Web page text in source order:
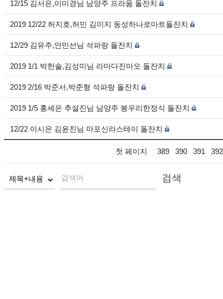
12/15 김서은,이미경님 남양주 프라움 돌잔치
2019 12/22 허지호,허민 김미지 동성하나로마트돌잔치
12/29 김유주,안민선님 석파랑 돌잔치
2019 1/1 박한솔,김성미님 라마다진마오 돌잔치
2019 2/16 박준서,박준형 석파랑 돌잔치
2019 1/5 홍세은 추설진님 남양주 봉우리한정식 돌잔치
12/22 이시은 김윤진님 마포신라스테이 돌잔치
첫 페이지 389 390 391 392
검색어 검색